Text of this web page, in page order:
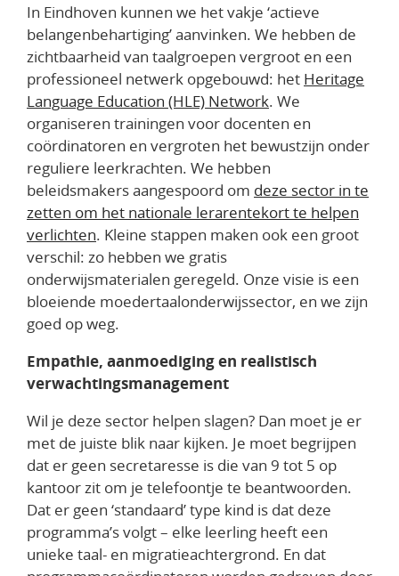
In Eindhoven kunnen we het vakje ‘actieve
belangenbehartiging’ aanvinken. We hebben de
zichtbaarheid van taalgroepen vergroot en een
professioneel netwerk opgebouwd: het Heritage
Language Education (HLE) Network. We
organiseren trainingen voor docenten en
coördinatoren en vergroten het bewustzijn onder
reguliere leerkrachten. We hebben
beleidsmakers aangespoord om deze sector in te
zetten om het nationale lerarentekort te helpen
verlichten. Kleine stappen maken ook een groot
verschil: zo hebben we gratis
onderwijsmaterialen geregeld. Onze visie is een
bloeiende moedertaalonderwijssector, en we zijn
goed op weg.
Empathie, aanmoediging en realistisch
verwachtingsmanagement
Wil je deze sector helpen slagen? Dan moet je er
met de juiste blik naar kijken. Je moet begrijpen
dat er geen secretaresse is die van 9 tot 5 op
kantoor zit om je telefoontje te beantwoorden.
Dat er geen ‘standaard’ type kind is dat deze
programma’s volgt – elke leerling heeft een
unieke taal- en migratieachtergrond. En dat